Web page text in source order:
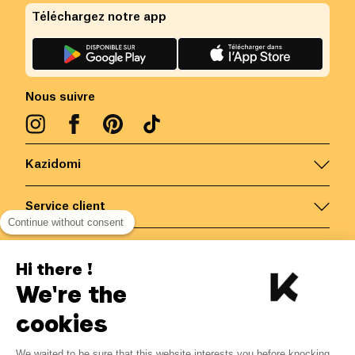
Kazidomi
Service client
Nous suivre
Téléchargez notre app
Belgique/FR
Continue without consent
Hi there !
We're the
cookies